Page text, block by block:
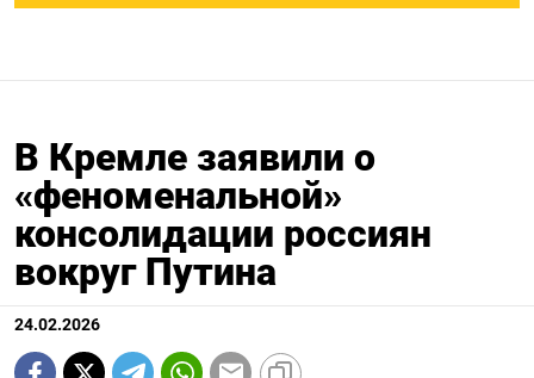
В Кремле заявили о
«феноменальной»
консолидации россиян
вокруг Путина
24.02.2026